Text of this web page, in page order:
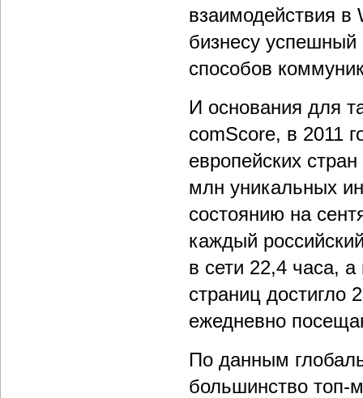
взаимодействия в
бизнесу
способов
И основания для
comScore, в 2011
европейских
млн уникальных
состоянию на
каждый
в сети 22,4 часа,
страниц достигло
ежедневно
По данным
большинство топ-